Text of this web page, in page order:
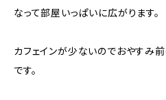
なって部屋いっぱいに広がります。
カフェインが少ないのでおやすみ
です。